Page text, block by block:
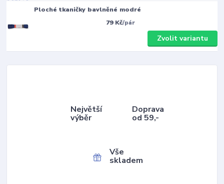
Ploché tkaničky bavlněné modré
79 Kč/pár
Zvolit variantu
Největší
výběr
Doprava
od 59,-
Vše
skladem